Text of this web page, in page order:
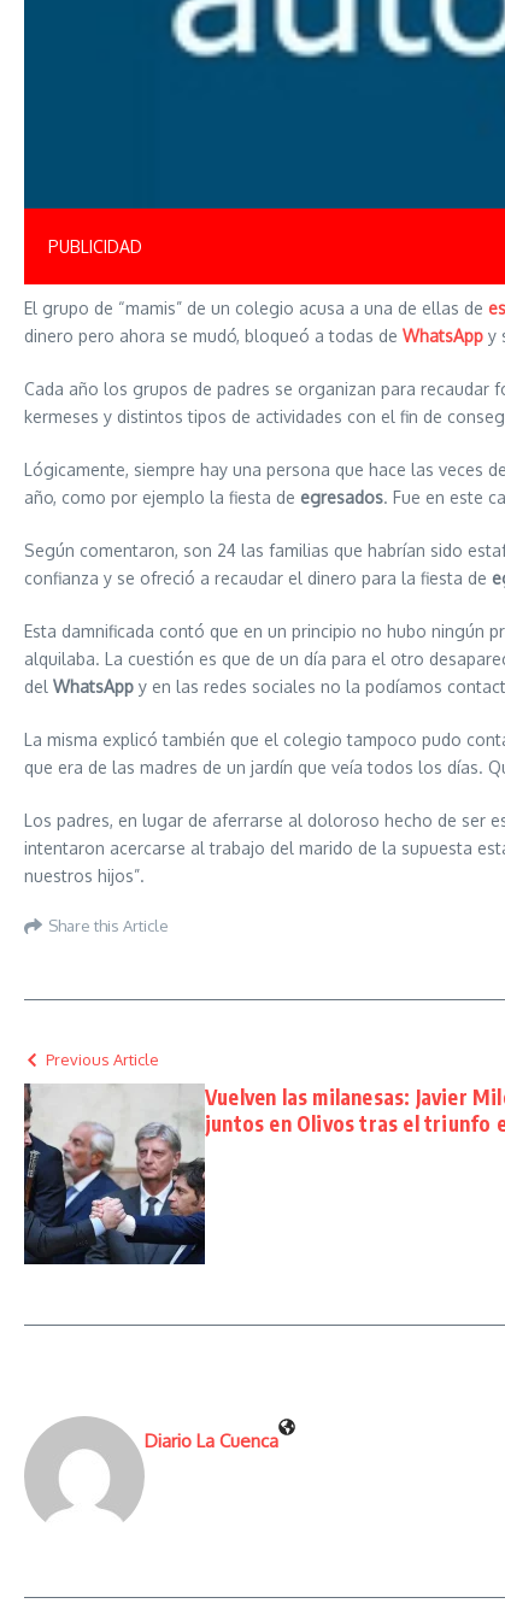
PUBLICIDAD
El grupo de “mamis” de un colegio acusa a una de ellas de
dinero pero ahora se mudó, bloqueó a todas de WhatsApp y
Cada año los grupos de padres se organizan para recaudar
kermeses y distintos tipos de actividades con el fin de
Lógicamente, siempre hay una persona que hace las veces
año, como por ejemplo la fiesta de egresados. Fue en este
Según comentaron, son 24 las familias que habrían sido
confianza y se ofreció a recaudar el dinero para la fiesta de
Esta damnificada contó que en un principio no hubo ningún
alquilaba. La cuestión es que de un día para el otro
del WhatsApp y en las redes sociales no la podíamos
La misma explicó también que el colegio tampoco pudo
que era de las madres de un jardín que veía todos los días.
Los padres, en lugar de aferrarse al doloroso hecho de ser
intentaron acercarse al trabajo del marido de la supuesta
nuestros hijos”.
Share this Article
Previous Article
Vuelven las milanesas: Javier
juntos en Olivos tras el triunfo
Diario La Cuenca